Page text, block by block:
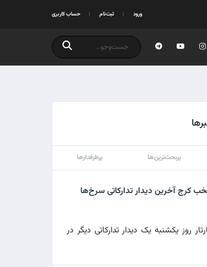
ورود ثبت‌نام حساب کاربری
پربحث‌ترین‌ها پرطرفدارها
کرج آخرین دیدار تدارکاتی سرخ‌ها
روز یکشنبه یک دیدار تدارکاتی دیگر در